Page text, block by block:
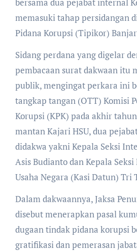
memasuki tahap persidangan
Pidana Korupsi (Tipikor)
Sidang perdana yang digelar
pembacaan surat dakwaan itu
publik, mengingat perkara ini
tangkap tangan (OTT) Komisi
Korupsi (KPK) pada akhir
mantan Kajari HSU, dua
didakwa yakni Kepala Seksi
Asis Budianto dan Kepala
Usaha Negara (Kasi Datun) Tri
Dalam dakwaannya, Jaksa
disebut menerapkan pasal
dugaan tindak pidana korupsi
gratifikasi dan pemerasan